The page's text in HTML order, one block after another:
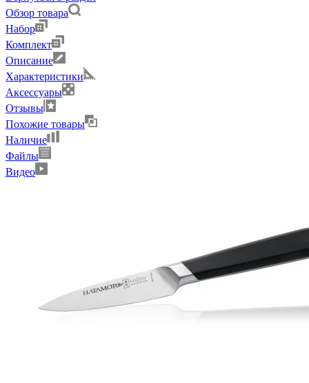
Обзор товара
Набор
Комплект
Описание
Характеристики
Аксессуары
Отзывы
Похожие товары
Наличие
Файлы
Видео